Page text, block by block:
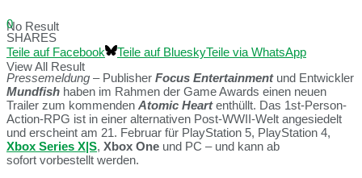
No Result
View All Result
0
SHARES
Teile auf Facebook
Teile auf BlueskyTeile via WhatsApp
Pressemeldung – Publisher Focus Entertainmentund Entwickler
Mundfish haben im Rahmen der Game Awards einen neuen
Trailer zum kommenden Atomic Heartenthüllt. Das 1st-Person-
Action-RPG ist in einer alternativen Post-WWII-Welt angesiedelt
und erscheint am 21. Februar für PlayStation 5, PlayStation 4,
Xbox Series X|S, Xbox One und PC – und kann ab
sofort vorbestellt werden.